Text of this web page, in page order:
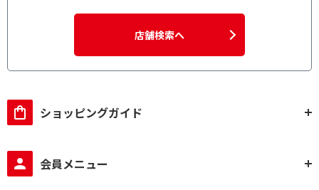
店舗検索へ
ショッピングガイド
会員メニュー